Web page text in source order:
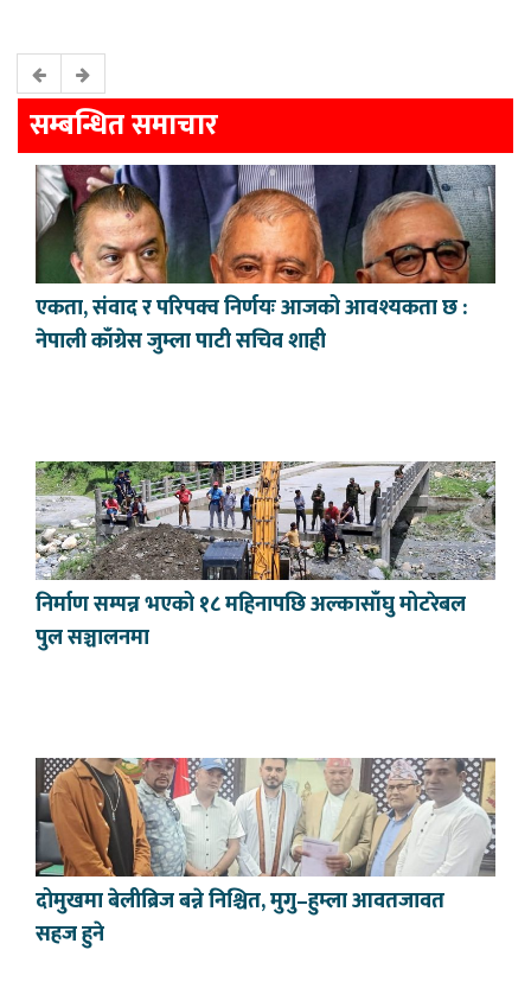
सम्बन्धित समाचार
एकता, संवाद र परिपक्व निर्णयः आजको आवश्यकता छ :
नेपाली काँग्रेस जुम्ला पाटी सचिव शाही
निर्माण सम्पन्न भएको १८ महिनापछि अल्कासाँघु मोटरेबल
पुल सञ्चालनमा
दोमुखमा बेलीब्रिज बन्ने निश्चित, मुगु–हुम्ला आवतजावत
सहज हुने